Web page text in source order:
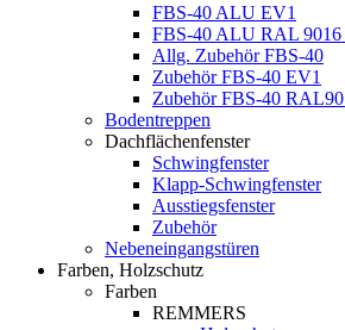
FBS-40 ALU EV1
FBS-40 ALU RAL 9016
Allg. Zubehör FBS-40
Zubehör FBS-40 EV1
Zubehör FBS-40
Bodentreppen
Dachflächenfenster
Schwingfenster
Klapp-Schwingfenster
Ausstiegsfenster
Zubehör
Nebeneingangstüren
Farben, Holzschutz
Farben
REMMERS